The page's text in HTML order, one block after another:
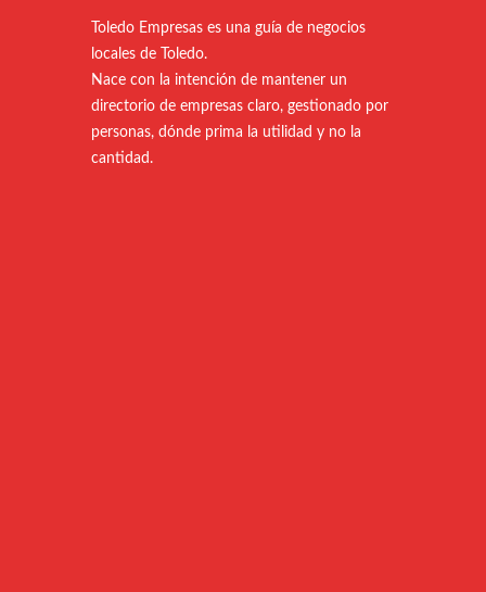
Toledo Empresas es una guía de negocios
locales de Toledo.
Nace con la intención de mantener un
directorio de empresas claro, gestionado por
personas, dónde prima la utilidad y no la
cantidad.